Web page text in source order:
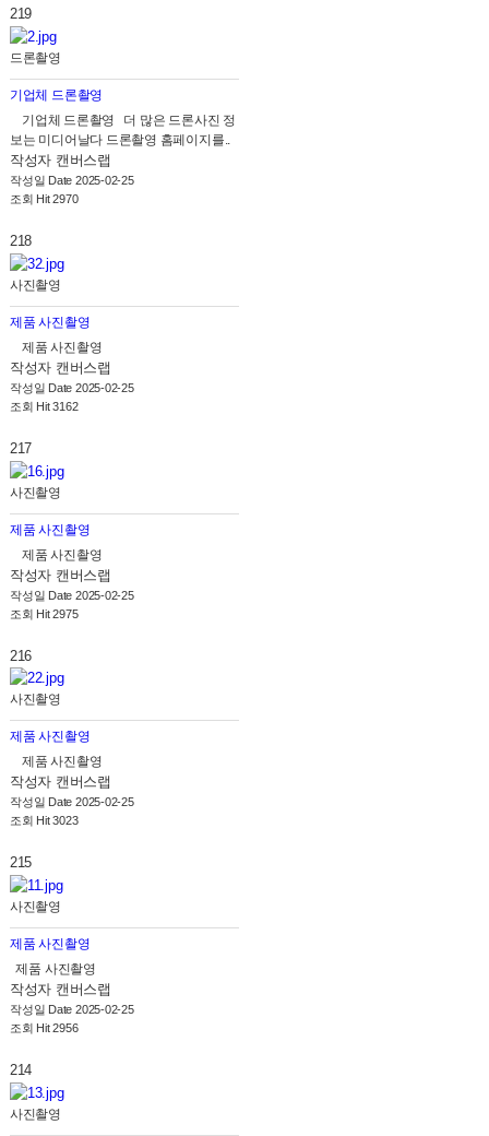
219
드론촬영
기업체 드론촬영
기업체 드론촬영 더 많은 드론사진 정
보는 미디어날다 드론촬영 홈페이지를..
작성자 캔버스랩
작성일 Date 2025-02-25
조회 Hit 2970
218
사진촬영
제품 사진촬영
제품 사진촬영
작성자 캔버스랩
작성일 Date 2025-02-25
조회 Hit 3162
217
사진촬영
제품 사진촬영
제품 사진촬영
작성자 캔버스랩
작성일 Date 2025-02-25
조회 Hit 2975
216
사진촬영
제품 사진촬영
제품 사진촬영
작성자 캔버스랩
작성일 Date 2025-02-25
조회 Hit 3023
215
사진촬영
제품 사진촬영
제품 사진촬영
작성자 캔버스랩
작성일 Date 2025-02-25
조회 Hit 2956
214
사진촬영